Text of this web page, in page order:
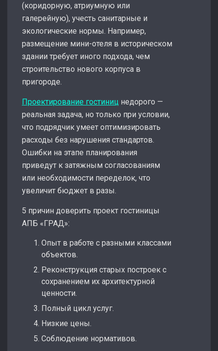
(коридорную, атриумную или
галерейную), учесть санитарные и
экологические нормы. Например,
размещение мини-отеля в историческом
здании требует иного подхода, чем
строительство нового корпуса в
пригороде.
Проектирование гостиниц недорого —
реальная задача, но только при условии,
что подрядчик умеет оптимизировать
расходы без нарушения стандартов.
Ошибки на этапе планирования
приведут к затяжным согласованиям
или необходимости переделок, что
увеличит бюджет в разы.
5 причин доверить проект гостиницы
АПБ «ГРАД»:
Опыт в работе с разными классами
объектов.
Реконструкция старых построек с
сохранением их архитектурной
ценности.
Полный цикл услуг.
Низкие цены.
Соблюдение нормативов.